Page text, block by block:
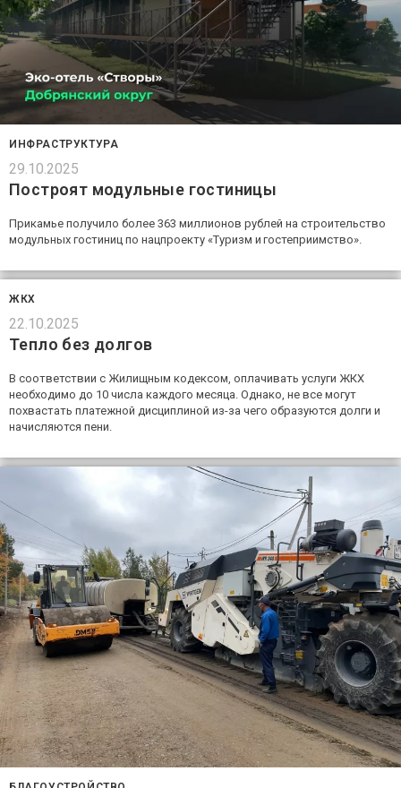
ИНФРАСТРУКТУРА
29.10.2025
Построят модульные гостиницы
Прикамье получило более 363 миллионов рублей на строительство
модульных гостиниц по нацпроекту «Туризм и гостеприимство».
ЖКХ
22.10.2025
Тепло без долгов
В соответствии с Жилищным кодексом, оплачивать услуги ЖКХ
необходимо до 10 числа каждого месяца. Однако, не все могут
похвастать платежной дисциплиной из-за чего образуются долги и
начисляются пени.